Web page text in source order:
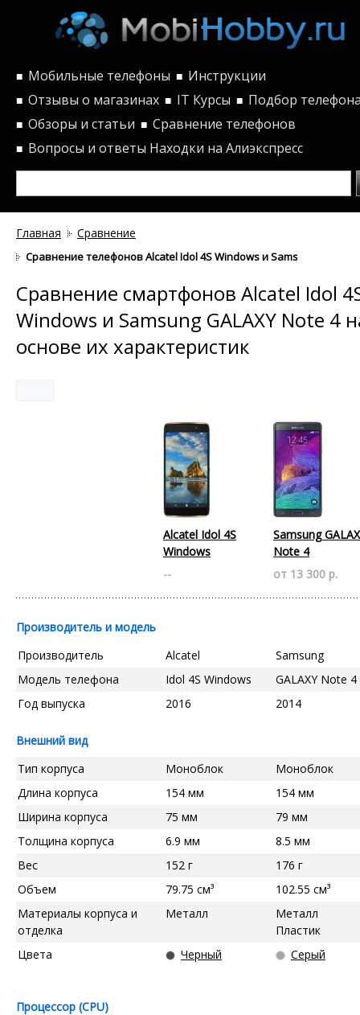
■ Мобильные телефоны ■ Инструкции
■ Отзывы о магазинах ■ IT Курсы ■ Подбор
■ Обзоры и статьи ■ Сравнение телефонов
■ Вопросы и ответы Находки на Алиэкспресс
Главная Сравнение
Сравнение телефонов Alcatel Idol 4S Windows и Samsung
Сравнение смартфонов Alcatel Idol
Windows и Samsung GALAXY Note 4
основе их характеристик
Alcatel Idol 4S
Windows
--
Samsung
Note 4
от 13 300 р.
Производитель и модель
Производитель
Alcatel
Samsung
Модель телефона
Idol 4S Windows
GALAXY Note 4
Год выпуска
2016 2014
Внешний вид
Тип корпуса
Моноблок
Моноблок
Длина корпуса
154 мм
154 мм
Ширина корпуса
75 мм
79 мм
Толщина корпуса
6.9 мм
8.5 мм
Вес
152 г
176 г
Объем
79.75 см³
102.55 см³
Материалы корпуса и
отделка
Металл
Металл
Пластик
Цвета
Черный Серый
Процессор (CPU)